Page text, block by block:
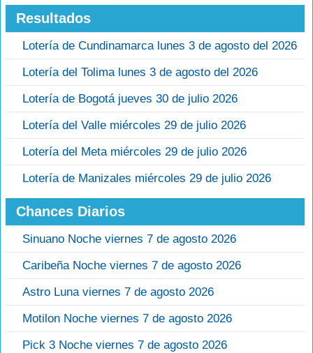
Resultados
Lotería de Cundinamarca lunes 3 de agosto del 2026
Lotería del Tolima lunes 3 de agosto del 2026
Lotería de Bogotá jueves 30 de julio 2026
Lotería del Valle miércoles 29 de julio 2026
Lotería del Meta miércoles 29 de julio 2026
Lotería de Manizales miércoles 29 de julio 2026
Chances Diarios
Sinuano Noche viernes 7 de agosto 2026
Caribeña Noche viernes 7 de agosto 2026
Astro Luna viernes 7 de agosto 2026
Motilon Noche viernes 7 de agosto 2026
Pick 3 Noche viernes 7 de agosto 2026